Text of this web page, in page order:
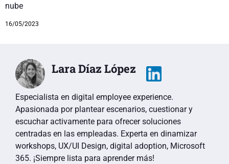
nube
16/05/2023
Lara Díaz López
Especialista en digital employee experience.
Apasionada por plantear escenarios, cuestionar y
escuchar activamente para ofrecer soluciones
centradas en las empleadas. Experta en dinamizar
workshops, UX/UI Design, digital adoption, Microsoft
365. ¡Siempre lista para aprender más!